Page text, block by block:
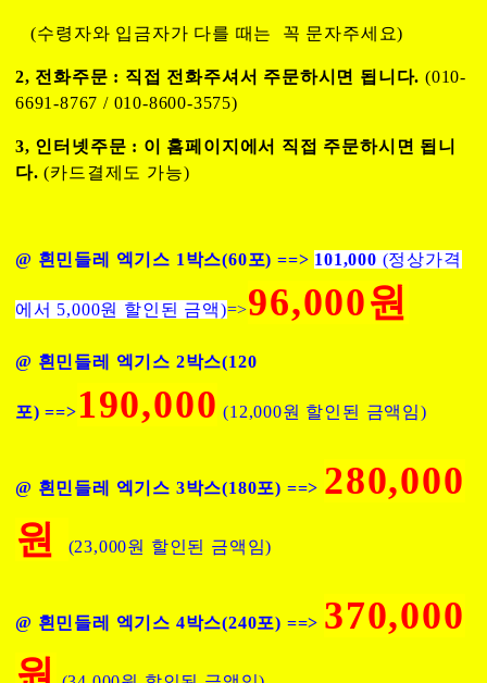
(수령자와 입금자가 다를 때는 꼭 문자주세요)
2, 전화주문 : 직접 전화주셔서 주문하시면 됩니다. (010-
6691-8767 / 010-8600-3575)
3, 인터넷주문 : 이 홈페이지에서 직접 주문하시면 됩니
다.(카드결제도 가능)
@ 흰민들레 엑기스 1박스(60포) ==> 101,000 (정상가격
에서 5,000원 할인된 금액)=>96,000원
@ 흰민들레 엑기스 2박스(120
포) ==>190,000 (12,000원 할인된 금액임)
@ 흰민들레 엑기스 3박스(180포) ==> 280,000
원
(23,000원 할인된 금액임)
@ 흰민들레 엑기스 4박스(240포) ==> 370,000
원